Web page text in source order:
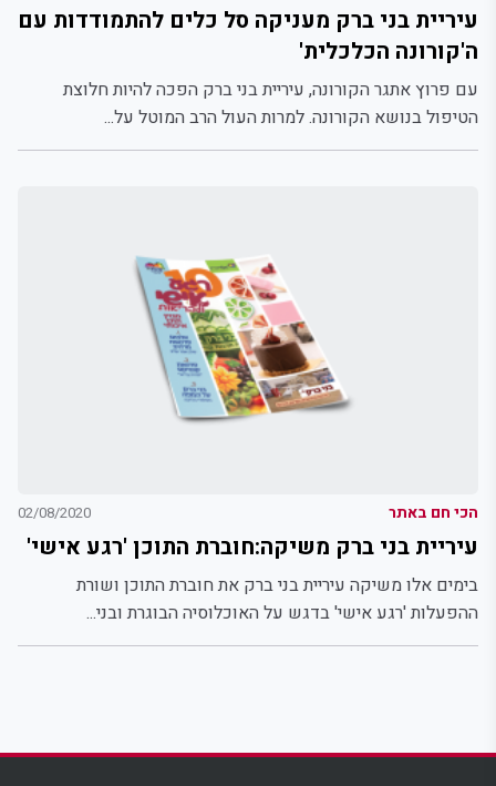
עיריית בני ברק מעניקה סל כלים להתמודדות עם
ה'קורונה הכלכלית'
עם פרוץ אתגר הקורונה, עיריית בני ברק הפכה להיות חלוצת
הטיפול בנושא הקורונה. למרות העול הרב המוטל על...
הכי חם באתר 02/08/2020
עיריית בני ברק משיקה:חוברת התוכן 'רגע אישי'
בימים אלו משיקה עיריית בני ברק את חוברת התוכן ושורת
ההפעלות 'רגע אישי' בדגש על האוכלוסיה הבוגרת ובני...